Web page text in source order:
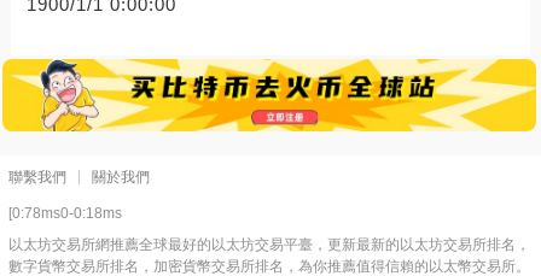
1900/1/1 0:00:00
聯繫我們 關於我們
[0:78ms0-0:18ms
以太坊交易所網推薦全球最好的以太坊交易平臺，更新最新的以太坊交易所排名，
數字貨幣交易所排名，加密貨幣交易所排名，為你推薦值得信賴的以太幣交易所。